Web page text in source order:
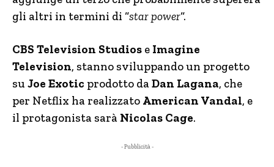
gli altri in termini di “star power“.
CBS Television Studios e Imagine
Television, stanno sviluppando un progetto
su Joe Exotic prodotto daDan Lagana, che
per Netflix ha realizzato American Vandal, e
il protagonista sarà Nicolas Cage.
- Pubblicità -